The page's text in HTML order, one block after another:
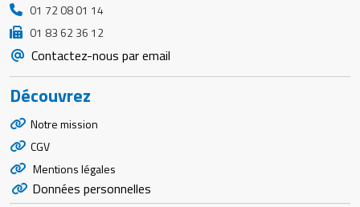
01 72 08 01 14
01 83 62 36 12
Contactez-nous par email
Découvrez
Notre mission
CGV
Mentions légales
Données personnelles